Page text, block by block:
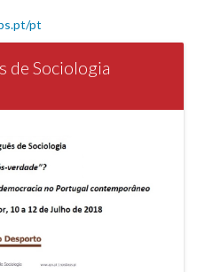
pt
de Sociologia